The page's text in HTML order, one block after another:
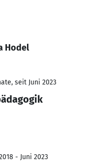
Hodel
seit Juni 2023
- Juni 2023